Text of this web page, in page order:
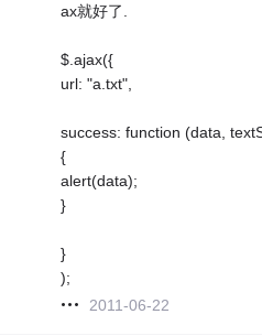
ax就好了.
$.ajax({
url: "a.txt",
success: function (data,
{
alert(data);
}
}
);
2011-06-22